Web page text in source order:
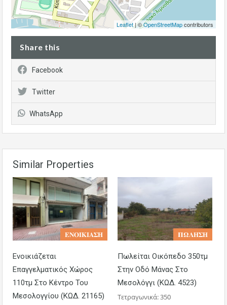
Leaflet | ©OpenStreetMapcontributors
Share this
Facebook
Twitter
WhatsApp
Similar Properties
𝚬𝚴𝚶𝚰𝚱𝚰𝚨𝚺𝚮
Ενοικιάζεται
Επαγγελματικός Χώρος
110τμ Στο Κέντρο Του
Μεσολογγίου (ΚΩΔ. 21165)
𝚷𝛀𝚲𝚮𝚺𝚮
Πωλείται Οικόπεδο 350τμ
Στην Οδό Μάνας Στο
Μεσολόγγι (ΚΩΔ. 4523)
Τετραγωνικά: 350